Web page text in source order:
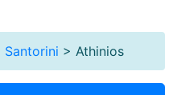
Santorini > Athinios